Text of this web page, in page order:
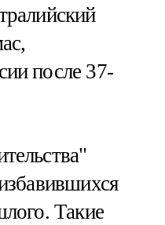
после 37-
Такие